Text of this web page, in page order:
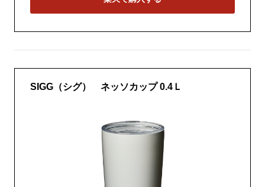
SIGG（シグ） ネッソカップ 0.4Ｌ